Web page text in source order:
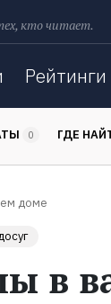
кто читает.
Рейтинги
0 ГДЕ
доме
в